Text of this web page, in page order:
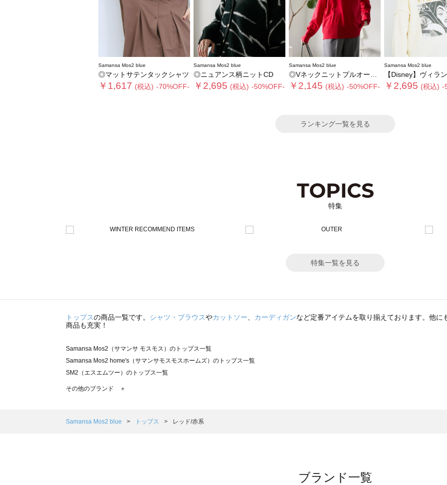
Samansa Mos2 blue
◎マットサテンタックシャツ
￥1,617 (税込) -70%OFF-
Samansa Mos2 blue
◎ニュアンス柄ニットCD
￥2,695 (税込) -50%OFF-
Samansa Mos2 blue
◎Vネックニットプルオーバー
￥2,145 (税込) -50%OFF-
Samansa Mos2 blue
【Disney】ヴィランズ
￥2,695 (税込) -
ランキング一覧を見る
特集
特集一覧を見る
トップスの商品一覧です。 シャツ・ブラウスやカットソー、 カーディガンなど定番アイテムを取り揃えております。他に
商品も充実！
Samansa Mos2（サマンサ モスモス）のトップス一覧
Samansa Mos2 home's（サマンサモスモスホームズ）のトップス一覧
SM2（エスエムツー）のトップス一覧
TSUHARU by Samansa Mos2（ツハルバイサマンサモスモス）のトップス一覧
Samansa Mos2 Lagom（サマンサモスモス ラーゴム）のトップス一覧
その他のブランド ＋
Samansa Mos2 blue トップス レッド/赤系
ブランド一覧